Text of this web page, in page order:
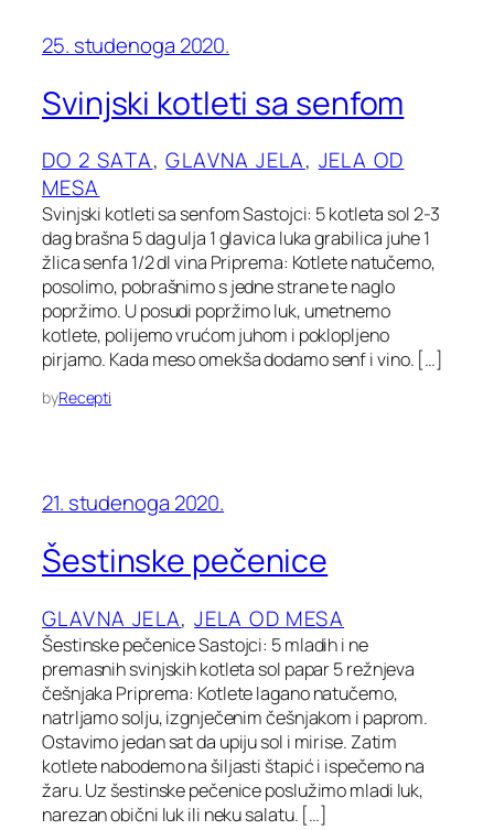
25. studenoga 2020.
Svinjski kotleti sa senfom
DO 2 SATA, GLAVNA JELA, JELA OD
MESA
Svinjski kotleti sa senfom Sastojci: 5 kotleta sol 2-3
dag brašna 5 dag ulja 1 glavica luka grabilica juhe 1
žlica senfa 1/2 dl vina Priprema: Kotlete natučemo,
posolimo, pobrašnimo s jedne strane te naglo
popržimo. U posudi popržimo luk, umetnemo
kotlete, polijemo vrućom juhom i poklopljeno
pirjamo. Kada meso omekša dodamo senf i vino. […]
byRecepti
21. studenoga 2020.
Šestinske pečenice
GLAVNA JELA, JELA OD MESA
Šestinske pečenice Sastojci: 5 mladih i ne
premasnih svinjskih kotleta sol papar 5 režnjeva
češnjaka Priprema: Kotlete lagano natučemo,
natrljamo solju, izgnječenim češnjakom i paprom.
Ostavimo jedan sat da upiju sol i mirise. Zatim
kotlete nabodemo na šiljasti štapić i ispečemo na
žaru. Uz šestinske pečenice poslužimo mladi luk,
narezan obični luk ili neku salatu. […]